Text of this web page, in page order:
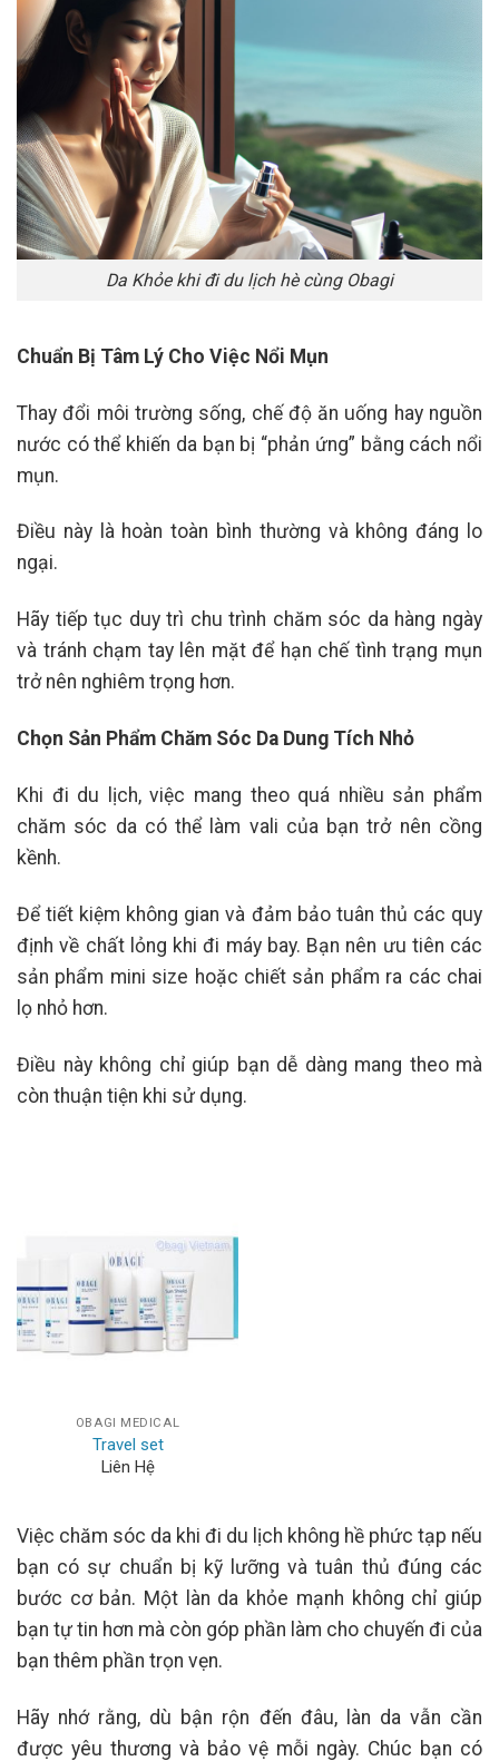
Da Khỏe khi đi du lịch hè cùng Obagi
Chuẩn Bị Tâm Lý Cho Việc Nổi Mụn
Thay đổi môi trường sống, chế độ ăn uống hay nguồn
nước có thể khiến da bạn bị “phản ứng” bằng cách nổi
mụn.
Điều này là hoàn toàn bình thường và không đáng lo
ngại.
Hãy tiếp tục duy trì chu trình chăm sóc da hàng ngày
và tránh chạm tay lên mặt để hạn chế tình trạng mụn
trở nên nghiêm trọng hơn.
Chọn Sản Phẩm Chăm Sóc Da Dung Tích Nhỏ
Khi đi du lịch, việc mang theo quá nhiều sản phẩm
chăm sóc da có thể làm vali của bạn trở nên cồng
kềnh.
Để tiết kiệm không gian và đảm bảo tuân thủ các quy
định về chất lỏng khi đi máy bay. Bạn nên ưu tiên các
sản phẩm mini size hoặc chiết sản phẩm ra các chai
lọ nhỏ hơn.
Điều này không chỉ giúp bạn dễ dàng mang theo mà
còn thuận tiện khi sử dụng.
OBAGI MEDICAL
Travel set
Liên Hệ
Việc chăm sóc da khi đi du lịch không hề phức tạp nếu
bạn có sự chuẩn bị kỹ lưỡng và tuân thủ đúng các
bước cơ bản. Một làn da khỏe mạnh không chỉ giúp
bạn tự tin hơn mà còn góp phần làm cho chuyến đi của
bạn thêm phần trọn vẹn.
Hãy nhớ rằng, dù bận rộn đến đâu, làn da vẫn cần
được yêu thương và bảo vệ mỗi ngày. Chúc bạn có